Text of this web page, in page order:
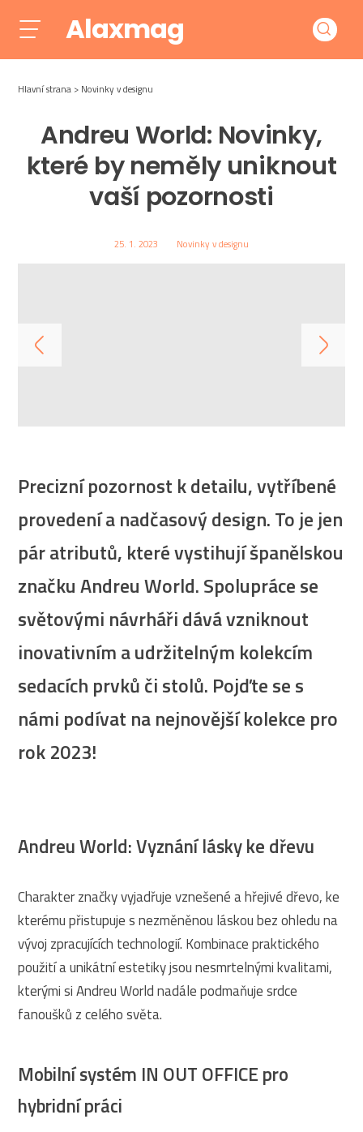
Alaxmag
Hlavní strana Novinky v designu
Andreu World: Novinky,
které by neměly uniknout
vaší pozornosti
25. 1. 2023 Novinky v designu
Precizní pozornost k detailu, vytříbené
provedení a nadčasový design. To je jen
pár atributů, které vystihují španělskou
značku Andreu World. Spolupráce se
světovými návrháři dává vzniknout
inovativním a udržitelným kolekcím
sedacích prvků či stolů. Pojďte se s
námi podívat na nejnovější kolekce pro
rok 2023!
Andreu World: Vyznání lásky ke dřevu
Charakter značky vyjadřuje vznešené a hřejivé dřevo, ke
kterému přistupuje s nezměněnou láskou bez ohledu na
vývoj zpracujících technologií. Kombinace praktického
použití a unikátní estetiky jsou nesmrtelnými kvalitami,
kterými si Andreu World nadále podmaňuje srdce
fanoušků z celého světa.
Mobilní systém IN OUT OFFICE pro
hybridní práci